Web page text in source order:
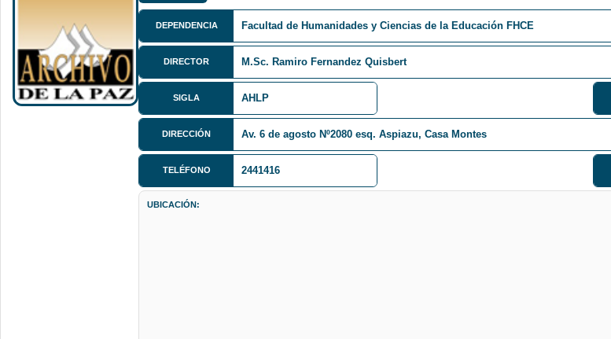
DEPENDENCIA Facultad de Humanidades y Ciencias de la Educación FHCE
DIRECTOR M.Sc. Ramiro Fernandez Quisbert
SIGLA AHLP
DIRECCIÓN Av. 6 de agosto Nº2080 esq. Aspiazu, Casa Montes
TELÉFONO 2441416
UBICACIÓN: